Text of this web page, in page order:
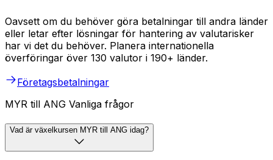
Oavsett om du behöver göra betalningar till andra länder
eller letar efter lösningar för hantering av valutarisker
har vi det du behöver. Planera internationella
överföringar över 130 valutor i 190+ länder.
Företagsbetalningar
MYR till ANG Vanliga frågor
Vad är växelkursen MYR till ANG idag?